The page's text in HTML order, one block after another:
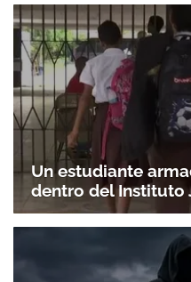
Un estudiante
dentro del Instituto